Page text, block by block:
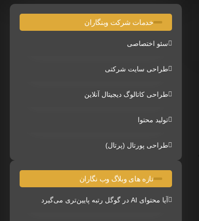
خدمات شرکت وبنگاران
سئو اختصاصی
طراحی سایت شرکتی
طراحی کاتالوگ دیجیتال آنلاین
تولید محتوا
طراحی پورتال (پرتال)
تازه های وبلاگ وب نگاران
آیا محتوای AI در گوگل رتبه پایین‌تری می‌گیرد